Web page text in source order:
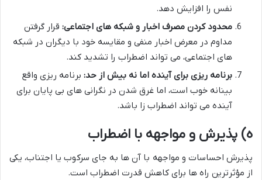
نفس را افزایش دهد.
محدود کردن مصرف اخبار و شبکه های اجتماعی: قرار گرفتن
مداوم در معرض اخبار منفی و مقایسه خود با دیگران در شبکه
های اجتماعی، می تواند اضطراب را تشدید کند.
برنامه ریزی برای آینده اما نه بیش از حد: برنامه ریزی واقع
بینانه خوب است، اما غرق شدن در نگرانی های بی پایان برای
آینده می تواند اضطراب زا باشد.
ه) پذیرش و مواجهه با اضطراب
پذیرش احساسات و مواجهه با آن ها به جای سرکوب یا اجتناب، یکی
از مؤثرترین راه ها برای کاهش قدرت اضطراب است.